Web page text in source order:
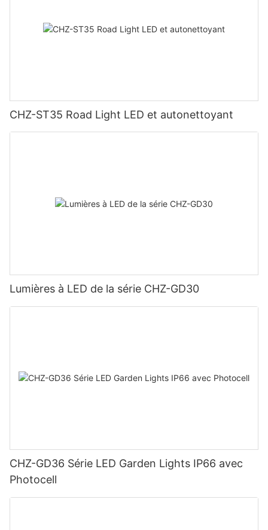
CHZ-ST35 Road Light LED et autonettoyant
Lumières à LED de la série CHZ-GD30
CHZ-GD36 Série LED Garden Lights IP66 avec
Photocell